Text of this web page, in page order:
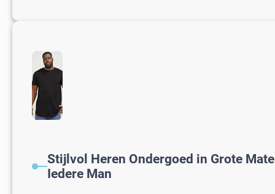
Stijlvol Heren Ondergoed in Grote
Iedere Man